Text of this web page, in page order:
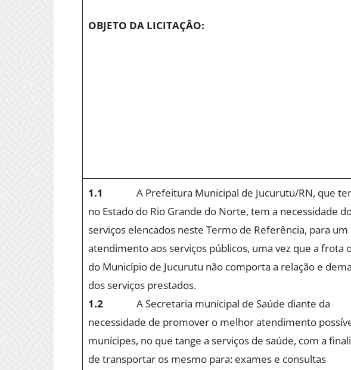
OBJETO DA LICITAÇÃO:
1.1 A Prefeitura Municipal de Jucurutu/RN, que
no Estado do Rio Grande do Norte, tem a necessidade
serviços elencados neste Termo de Referência, para
atendimento aos serviços públicos, uma vez que a frota
do Município de Jucurutu não comporta a relação e
dos serviços prestados.
1.2 A Secretaria municipal de Saúde diante da
necessidade de promover o melhor atendimento
munícipes, no que tange a serviços de saúde, com a
de transportar os mesmo para: exames e consultas